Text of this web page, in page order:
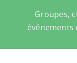
Groupes,